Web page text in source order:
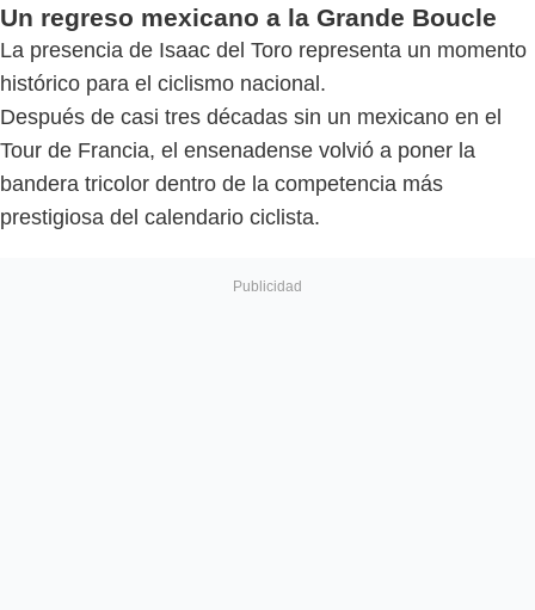
Un regreso mexicano a la Grande Boucle
La presencia de Isaac del Toro representa un momento
histórico para el ciclismo nacional.
Después de casi tres décadas sin un mexicano en el
Tour de Francia, el ensenadense volvió a poner la
bandera tricolor dentro de la competencia más
prestigiosa del calendario ciclista.